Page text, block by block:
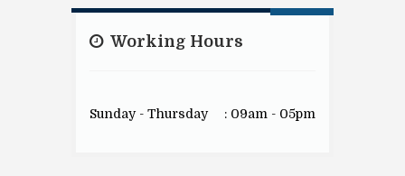
Working Hours
Sunday - Thursday : 09am - 05pm